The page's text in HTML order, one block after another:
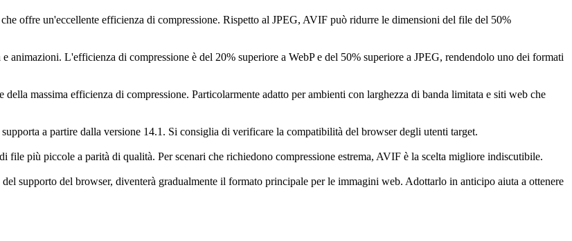
offre un'eccellente efficienza di compressione. Rispetto al JPEG, AVIF può ridurre le dimensioni del file del 50%
L'efficienza di compressione è del 20% superiore a WebP e del 50% superiore a JPEG, rendendolo uno dei formati
massima efficienza di compressione. Particolarmente adatto per ambienti con larghezza di banda limitata e siti web che
a partire dalla versione 14.1. Si consiglia di verificare la compatibilità del browser degli utenti target.
più piccole a parità di qualità. Per scenari che richiedono compressione estrema, AVIF è la scelta migliore indiscutibile.
supporto del browser, diventerà gradualmente il formato principale per le immagini web. Adottarlo in anticipo aiuta a ottenere